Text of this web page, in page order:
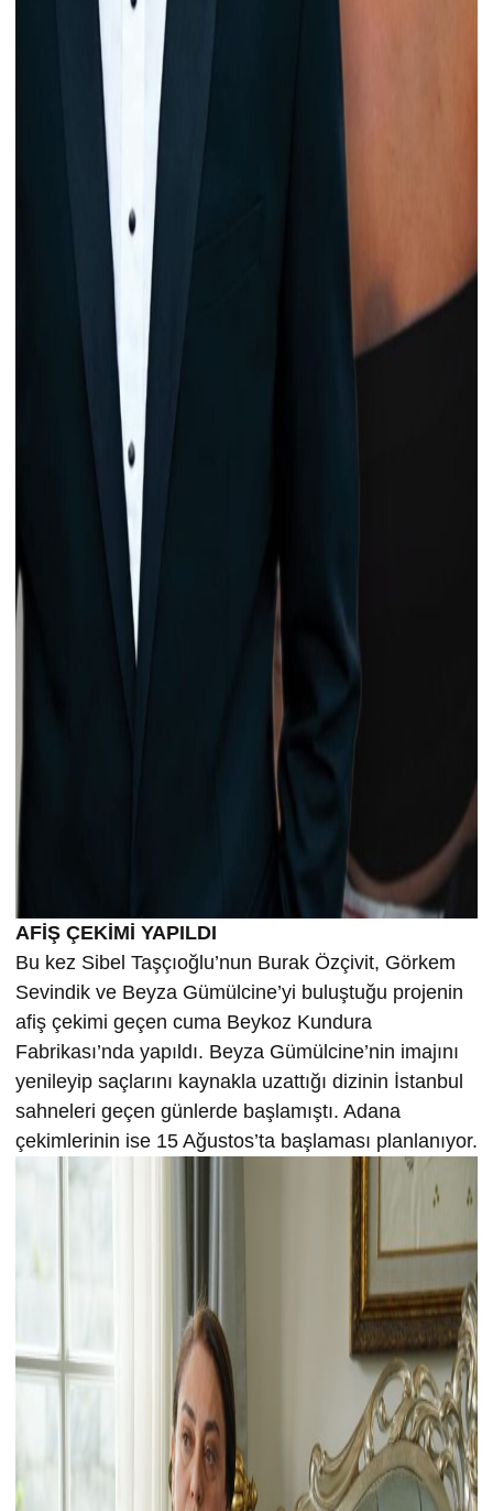
AFİŞ ÇEKİMİ YAPILDI
Bu kez Sibel Taşçıoğlu’nun Burak Özçivit, Görkem
Sevindik ve Beyza Gümülcine’yi buluştuğu projenin
afiş çekimi geçen cuma Beykoz Kundura
Fabrikası’nda yapıldı. Beyza Gümülcine’nin imajını
yenileyip saçlarını kaynakla uzattığı dizinin İstanbul
sahneleri geçen günlerde başlamıştı. Adana
çekimlerinin ise 15 Ağustos’ta başlaması planlanıyor.